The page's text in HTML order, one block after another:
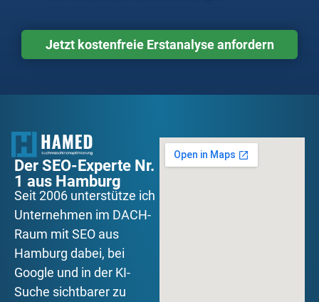
Jetzt kostenfreie Erstanalyse anfordern
Der SEO-Experte Nr.
1 aus Hamburg
Seit 2006 unterstütze ich
Unternehmen im DACH-
Raum mit SEO aus
Hamburg dabei, bei
Google und in der KI-
Suche sichtbarer zu